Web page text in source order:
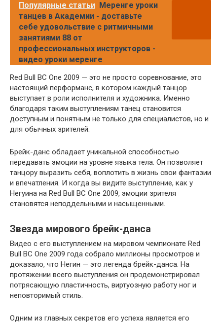
Популярные статьи Меренге уроки
танцев в Академии - доставьте
себе удовольствие с ритмичными
занятиями 88 от
профессиональных инструкторов -
видео уроки меренге
Red Bull BC One 2009 — это не просто соревнование, это
настоящий перформанс, в котором каждый танцор
выступает в роли исполнителя и художника. Именно
благодаря таким выступлениям танец становится
доступным и понятным не только для специалистов, но и
для обычных зрителей.
Брейк-данс обладает уникальной способностью
передавать эмоции на уровне языка тела. Он позволяет
танцору выразить себя, воплотить в жизнь свои фантазии
и впечатления. И когда вы видите выступление, как у
Негуина на Red Bull BC One 2009, эмоции зрителя
становятся неподдельными и насыщенными.
Звезда мирового брейк-данса
Видео с его выступлением на мировом чемпионате Red
Bull BC One 2009 года собрало миллионы просмотров и
доказало, что Негин — это легенда брейк-данса. На
протяжении всего выступления он продемонстрировал
потрясающую пластичность, виртуозную работу ног и
неповторимый стиль.
Одним из главных секретов его успеха является его